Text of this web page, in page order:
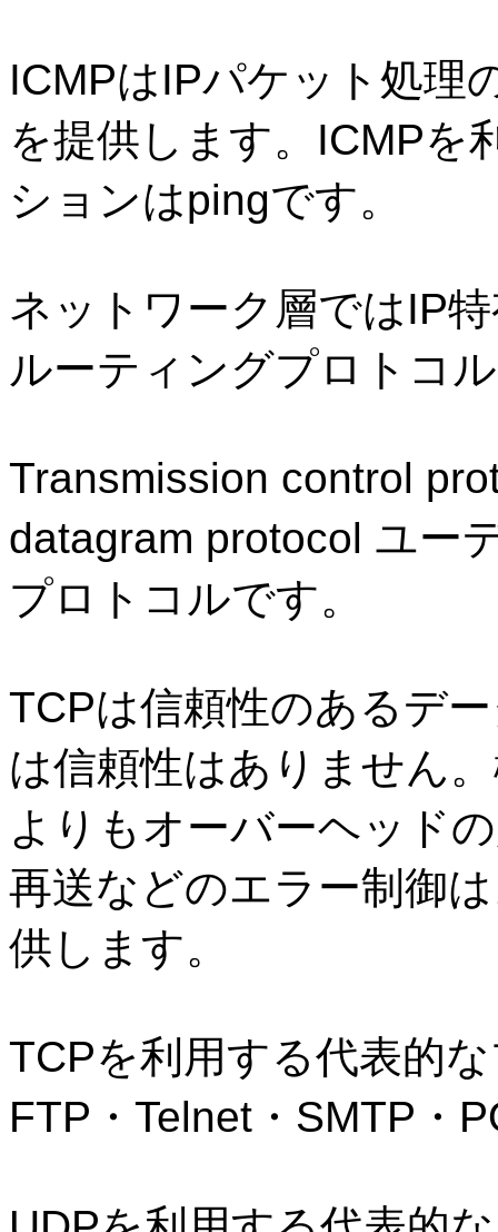
ICMPはIPパケット処理
を提供します。 ICMPを
ションはpingです。
ネットワーク層ではIP
ルーティングプロトコ
Transmission control
datagram protocol ユー
プロトコルです。
TCPは信頼性のあるデ
は信頼性はありません
よりもオーバーヘッド
再送などのエラー制御
供します。
TCPを利用する代表的
FTP ・ Telnet ・ SMTP ・